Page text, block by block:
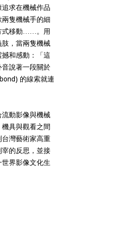
求在機械作品
隻機械手的細
式移動……。用
，當兩隻機械
和感動：「這
說著一段關於
的線索就連
動影像與機械
具與觀看之間
灣藝術家高重
的反思，並接
界影像文化生